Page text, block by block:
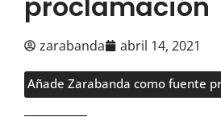
zarabanda abril 14, 2021
Añade Zarabanda como fuente